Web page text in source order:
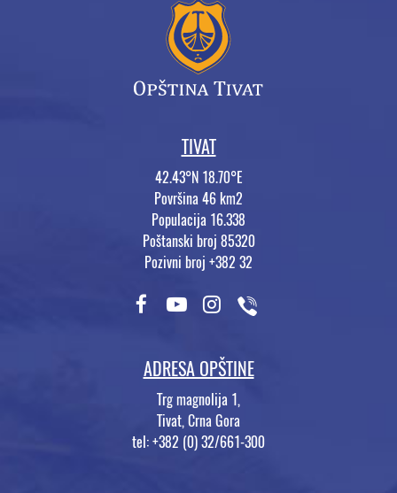
TIVAT
42.43°N 18.70°E
Površina 46 km2
Populacija 16.338
Poštanski broj 85320
Pozivni broj +382 32
ADRESA OPŠTINE
Trg magnolija 1,
Tivat, Crna Gora
tel: +382 (0) 32/661-300